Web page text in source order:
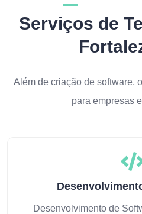
Serviços de
Além de criação de software,
para empresas
Desenvolvimento de